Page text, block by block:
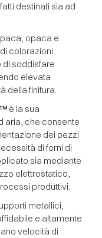
destinati sia ad
opaca e
colorazioni
di soddisfare
elevata
della finitura.
è la sua
aria, che consente
dei pezzi
di forni di
sia mediante
elettrostatico,
produttivi.
metallici,
e altamente
velocità di